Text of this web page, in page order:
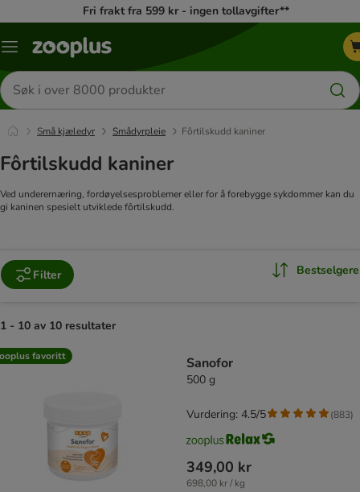
Fri frakt fra 599 kr - ingen tollavgifter**
Katalogmeny
Søk
etter
produkter
Små kjæledyr Smådyrpleie Fôrtilskudd kaniner
Fôrtilskudd kaniner
Ved underernæring, fordøyelsesproblemer eller for å forebygge sykdommer kan du
gi kaninen spesielt utviklede fôrtilskudd.
Filter Bestselgere
1 - 10 av 10 resultater
product items have been changed
favoritt Sanofor
500 g
349,00 kr
698,00 kr / kg
Vurdering: 4.5/5 (883)